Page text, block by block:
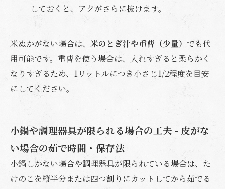
しておくと、アクがさらに抜けます。
米ぬかがない場合は、 米のとぎ汁や重曹（少量） でも代
用可能です。重曹を使う場合は、入れすぎると柔らかく
なりすぎるため、1リットルにつき小さじ1/2程度を目安
にしてください。
小鍋や調理器具が限られる場合の工夫 - 皮がな
い場合の茹で時間・保存法
小鍋しかない場合や調理器具が限られている場合は、た
けのこを縦半分または四つ割りにカットしてから茹でる